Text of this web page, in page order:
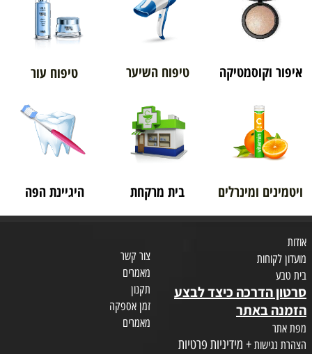
איפור וקוסמטיקה טיפוח השיער טיפוח עור
ויטמינים ומינרלים בית מרקחת היגיינת הפה
אודות
מועדון לקוחות
בית טבע
סרטון הדרכה כיצד לבצע
הזמנה באתר
מפת אתר
הצהרת נגישות + מידיניות פרטיות
צור קשר
מאמרים
תקנון
זמן אספקה
מאמרים